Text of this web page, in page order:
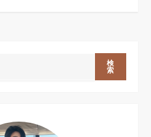
検
索